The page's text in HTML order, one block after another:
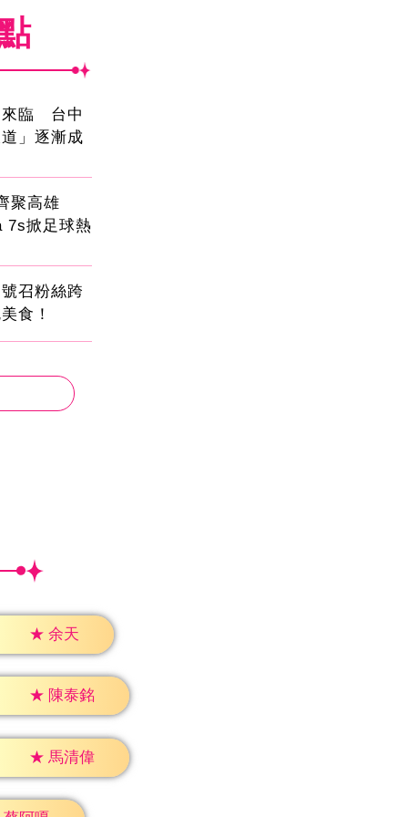
來臨 台中
」逐漸成
聚高雄
7s掀足球熱
召粉絲跨
食！
★ 余天
★ 陳泰銘
★ 馬清偉